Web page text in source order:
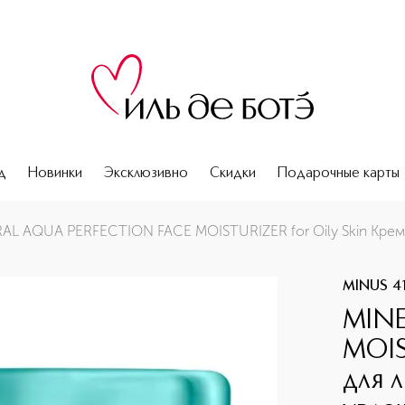
Новинки Эксклюзивно Скидки Подарочные карты
Skin Крем для лица интенсивный увлажняющий с
MINUS
для